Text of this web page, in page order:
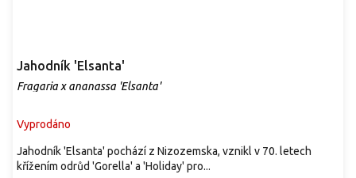
Jahodník 'Elsanta'
Fragaria x ananassa 'Elsanta'
Vyprodáno
Jahodník 'Elsanta' pochází z Nizozemska, vznikl v 70. letech
křížením odrůd 'Gorella' a 'Holiday' pro...